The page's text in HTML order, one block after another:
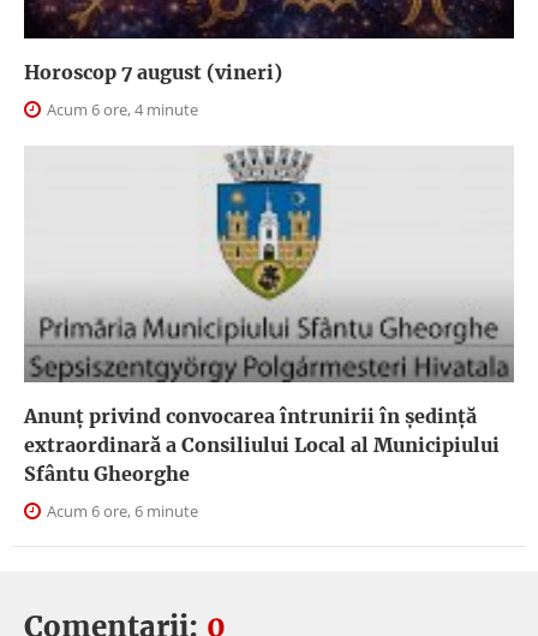
Horoscop 7 august (vineri)
Acum 6 ore, 4 minute
Anunţ privind convocarea întrunirii în şedinţă
extraordinară a Consiliului Local al Municipiului
Sfântu Gheorghe
Acum 6 ore, 6 minute
Comentarii: 0